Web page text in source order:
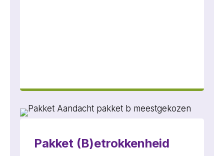
Pakket (B)etrokkenheid